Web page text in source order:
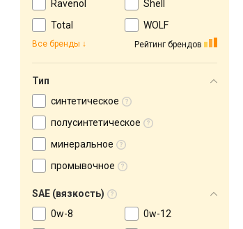
Ravenol
Shell
Total
WOLF
Рейтинг брендов
Все бренды
Тип
синтетическое
полусинтетическое
минеральное
промывочное
SAE (вязкость)
0w-8
0w-12